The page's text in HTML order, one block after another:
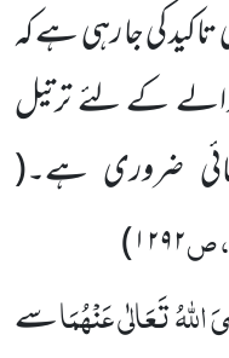
کی جا رہی ہے کہ
کے لئے ترتیل
ضروری ہے۔(
، ص۱۲۹۲)
تَعَالٰی عَنْہُمَاسے